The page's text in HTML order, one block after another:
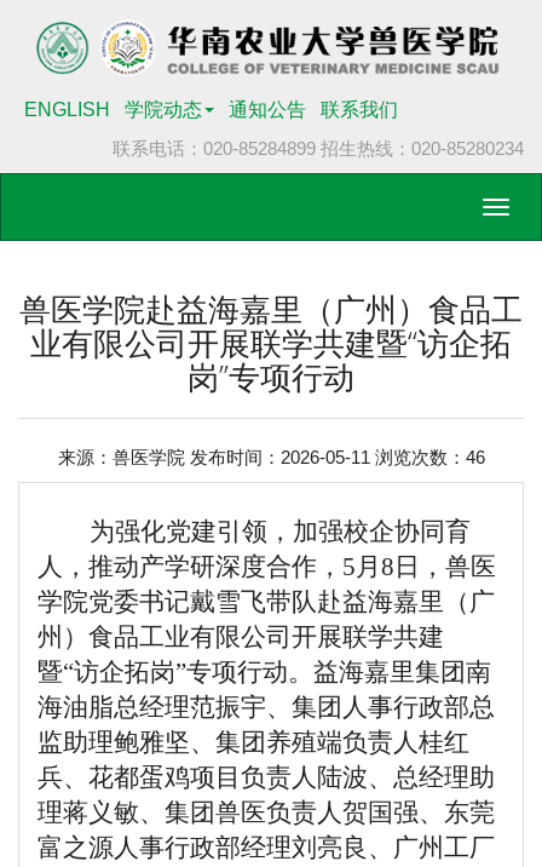
ENGLISH 学院动态 通知公告
联系我们
联系电话：020-85284899 招生热线：020-85280234
兽医学院赴益海嘉里（广州）食品工
业有限公司开展联学共建暨“访企拓
岗”专项行动
来源：兽医学院 发布时间：2026-05-11 浏览次数： 46
为强化党建引领，加强校企协同育
人，推动产学研深度合作， 5 月 8 日，兽医
学院党委书记戴雪飞带队赴益海嘉里（广
州）食品工业有限公司开展联学共建
暨“访企拓岗”专项行动。益海嘉里集团南
海油脂总经理范振宇、集团人事行政部总
监助理鲍雅坚、集团养殖端负责人桂红
兵、花都蛋鸡项目负责人陆波、总经理助
理蒋义敏、集团兽医负责人贺国强、东莞
富之源人事行政部经理刘亮良、广州工厂